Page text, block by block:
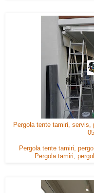
Pergola tente tamiri, servis,
Pergola tente tamiri,
Pergola tamiri,